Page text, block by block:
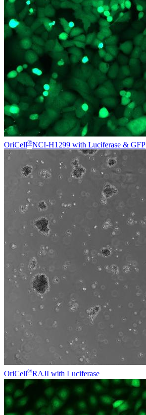
OriCell®NCI-H1299 with Luciferase & GFP
OriCell®RAJI with Luciferase